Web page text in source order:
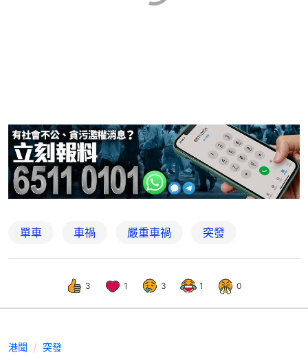
單車 車禍 嚴重車禍 突發
3 1 3 1 0
港聞 突發